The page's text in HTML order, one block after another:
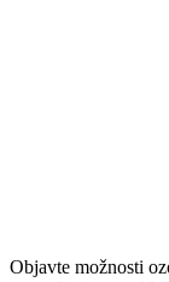
Objavte možnosti